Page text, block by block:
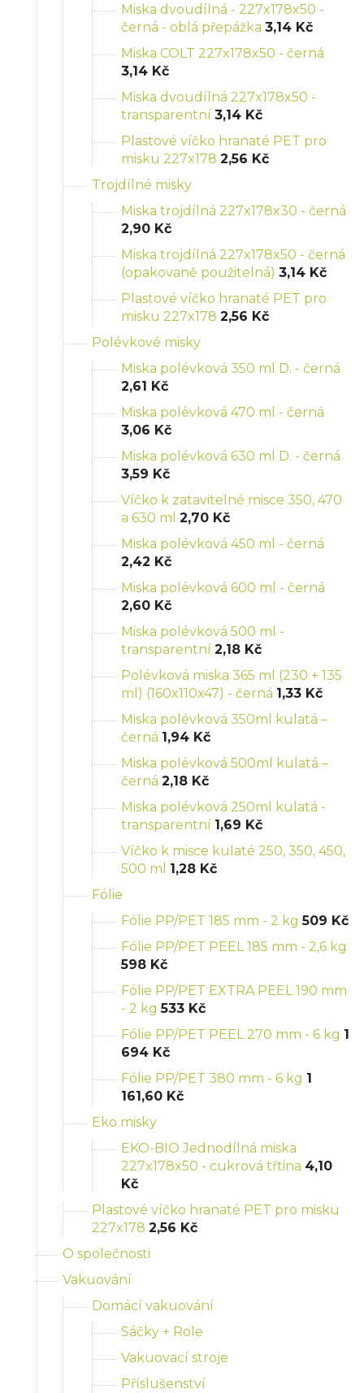
Miska dvoudílná - 227x178x50 -
černá - oblá přepážka 3,14 Kč
Miska COLT 227x178x50 - černá
3,14 Kč
Miska dvoudílná 227x178x50 -
transparentní 3,14 Kč
Plastové víčko hranaté PET pro
misku 227x178 2,56 Kč
Trojdílné misky
Miska trojdílná 227x178x30 - černá
2,90 Kč
Miska trojdílná 227x178x50 - černá
(opakovaně použitelná) 3,14 Kč
Plastové víčko hranaté PET pro
misku 227x178 2,56 Kč
Polévkové misky
Miska polévková 350 ml D. - černá
2,61 Kč
Miska polévková 470 ml - černá
3,06 Kč
Miska polévková 630 ml D. - černá
3,59 Kč
Víčko k zatavitelné misce 350, 470
a 630 ml 2,70 Kč
Miska polévková 450 ml - černá
2,42 Kč
Miska polévková 600 ml - černá
2,60 Kč
Miska polévková 500 ml -
transparentní 2,18 Kč
Polévková miska 365 ml (230 + 135
ml) (160x110x47) - černá 1,33 Kč
Miska polévková 350ml kulatá –
černá 1,94 Kč
Miska polévková 500ml kulatá –
černá 2,18 Kč
Miska polévková 250ml kulatá -
transparentní 1,69 Kč
Víčko k misce kulaté 250, 350, 450,
500 ml 1,28 Kč
Fólie
Fólie PP/PET 185 mm - 2 kg 509 Kč
Fólie PP/PET PEEL 185 mm - 2,6 kg
598 Kč
Fólie PP/PET EXTRA PEEL 190 mm
- 2 kg 533 Kč
Fólie PP/PET PEEL 270 mm - 6 kg 1
694 Kč
Fólie PP/PET 380 mm - 6 kg 1
161,60 Kč
Eko misky
EKO-BIO Jednodílná miska
227x178x50 - cukrová třtina 4,10
Kč
Plastové víčko hranaté PET pro misku
227x178 2,56 Kč
O společnosti
Vakuování
Domácí vakuování
Sáčky + Role
Vakuovací stroje
Příslušenství